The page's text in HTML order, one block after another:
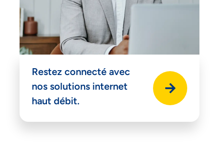
Restez connecté avec
nos solutions internet
haut débit.